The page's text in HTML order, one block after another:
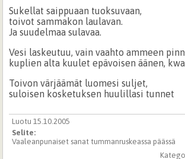
Sukellat saippuaan tuoksuvaan,
toivot sammakon laulavan.
Ja suudelmaa sulavaa.
Vesi laskeutuu, vain vaahto ammeen
kuplien alta kuulet epävoisen äänen,
Toivon värjäämät luomesi suljet,
suloisen kosketuksen huulillasi tunnet
Luotu 15.10.2005
Selite:
Vaaleanpunaiset sanat tummanruskeassa päässä